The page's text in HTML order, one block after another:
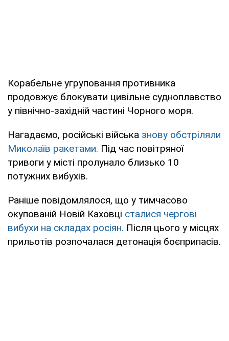
Корабельне угруповання противника
продовжує блокувати цивільне судноплавство
у північно-західній частині Чорного моря.
Нагадаємо, російські війська знову обстріляли
Миколаїв ракетами. Під час повітряної
тривоги у місті пролунало близько 10
потужних вибухів.
Раніше повідомлялося, що у тимчасово
окупованій Новій Каховці сталися чергові
вибухи на складах росіян. Після цього у місцях
прильотів розпочалася детонація боєприпасів.